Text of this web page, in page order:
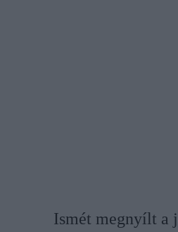
Ismét megnyílt a